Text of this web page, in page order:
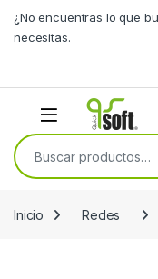
¿No encuentras lo que
necesitas.
Buscar por:
Inicio Redes